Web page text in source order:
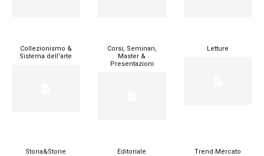
Collezionismo &
Sistema dell'arte
Corsi, Seminari,
Master &
Presentazioni
Letture
Storia&Storie Editoriale Trend Mercato